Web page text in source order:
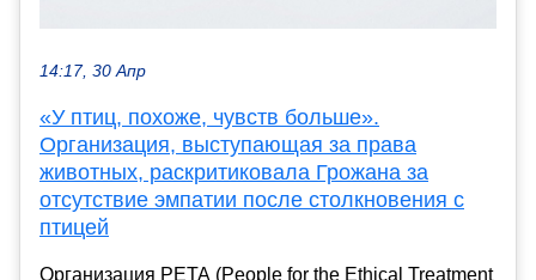
14:17, 30 Апр
«У птиц, похоже, чувств больше».
Организация, выступающая за права
животных, раскритиковала Грожана за
отсутствие эмпатии после столкновения с
птицей
Организация PETA (People for the Ethical Treatment